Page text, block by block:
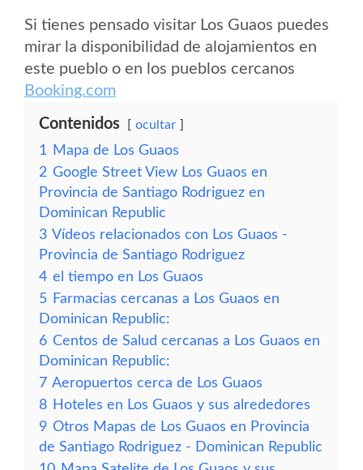
Si tienes pensado visitar Los Guaos puedes
mirar la disponibilidad de alojamientos en
este pueblo o en los pueblos cercanos
Booking.com
Contenidos ocultar
1
Mapa de Los Guaos
2 Google Street View Los Guaos en
Provincia de Santiago Rodriguez en
Dominican Republic
3 Vídeos relacionados con Los Guaos -
Provincia de Santiago Rodriguez
4 el tiempo en Los Guaos
5 Farmacias cercanas a Los Guaos en
Dominican Republic:
6 Centos de Salud cercanas a Los Guaos en
Dominican Republic:
7 Aeropuertos cerca de Los Guaos
8 Hoteles en Los Guaos y sus alrededores
9 Otros Mapas de Los Guaos en Provincia
de Santiago Rodriguez - Dominican Republic